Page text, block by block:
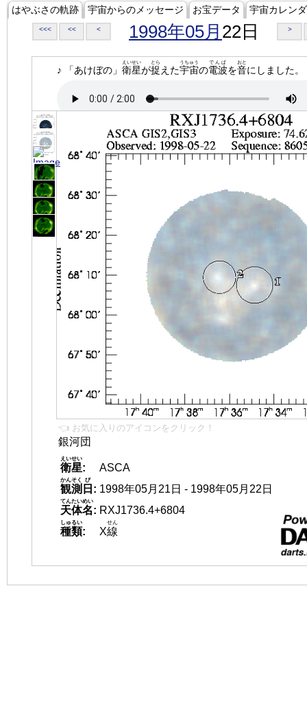
はやぶさの軌跡 宇宙からのメッセージ お宝データ 宇宙カレン
<<< << < 1998年05月 22日 >
♪ 「あけぼの」 衛星
えいせい
が捉
とら
えた宇宙
うちゅう
の電波
でんぱ
を音
おと
にしました。
👈 お気に入りのアイコンをクリック！
銀河団
衛星
えいせい
:
ASCA
観測
かんそく
日
び
: 1998年05月21日 - 1998年05月22日
天体名
てんたいめい
: RXJ1736.4+6804
種類
しゅるい
: X線
せん